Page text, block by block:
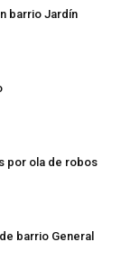
barrio Jardín
por ola de robos
barrio General